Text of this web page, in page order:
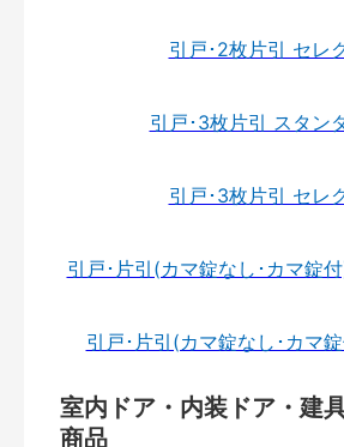
引戸･2枚片引 セレ
引戸･3枚片引 スタン
引戸･3枚片引 セレ
引戸･片引(カマ錠なし･カマ錠
引戸･片引(カマ錠なし･カマ
室内ドア・内装ドア・建
商品